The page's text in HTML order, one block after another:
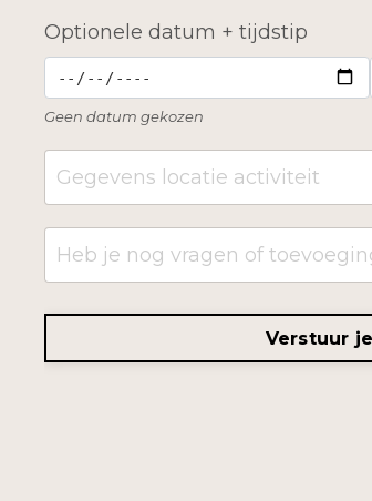
Optionele datum + tijdstip
Geen datum gekozen
Verstuur